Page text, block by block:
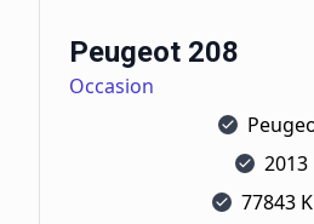
Peugeot 208
Occasion
2013
77843